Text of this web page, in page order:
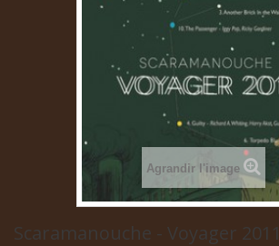
Agrandir l'image
Scaramanouche - Voyager 2011